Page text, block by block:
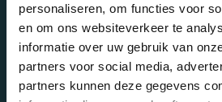
personaliseren, om functies voor
en om ons websiteverkeer te
informatie over uw gebruik van
partners voor social media,
partners kunnen deze gegevens
Dolphinrobot - Onderdeel van Zwemland